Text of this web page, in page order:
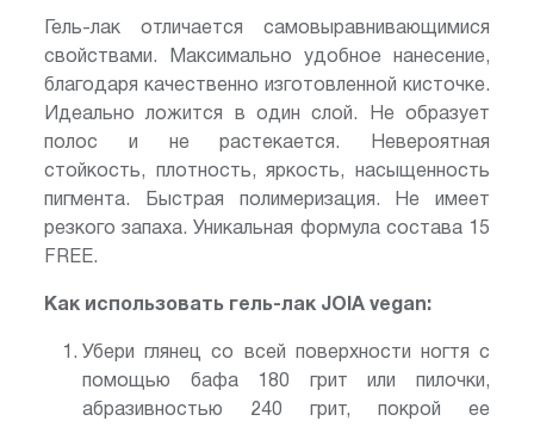
Гель-лак отличается самовыравнивающимися
свойствами. Максимально удобное нанесение,
благодаря качественно изготовленной кисточке.
Идеально ложится в один слой. Не образует
полос и не растекается. Невероятная
стойкость, плотность, яркость, насыщенность
пигмента. Быстрая полимеризация. Не имеет
резкого запаха. Уникальная формула состава 15
FREE.
Как использовать гель-лак JOIA vegan:
Убери глянец со всей поверхности ногтя с
помощью бафа 180 грит или пилочки,
абразивностью 240 грит, покрой ее